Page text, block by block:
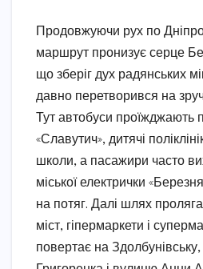
Продовжуючи рух по
маршрут пронизує серце
що зберіг дух радянських
давно перетворився на
Тут автобуси проїжджають
«Славутич», дитячі
школи, а пасажири часто
міської електрички
на потяг. Далі шлях
міст, гіпермаркети і
повертає на